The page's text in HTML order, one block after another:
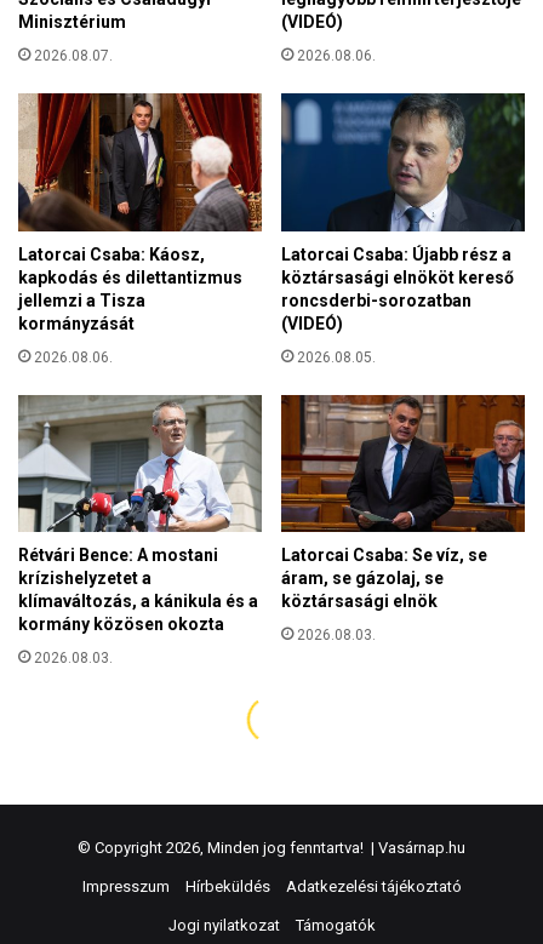
© Copyright 2026, Minden jog fenntartva! | Vasárnap.hu
Impresszum Hírbeküldés Adatkezelési tájékoztató
Jogi nyilatkozat Támogatók